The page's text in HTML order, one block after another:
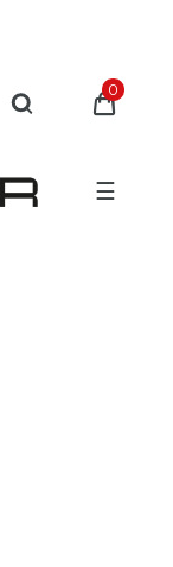
0
☰